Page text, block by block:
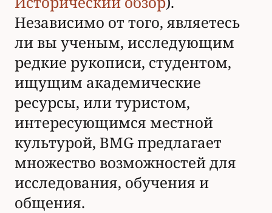
Независимо от того, являетесь
ли вы ученым, исследующим
редкие рукописи, студентом,
ищущим академические
ресурсы, или туристом,
интересующимся местной
культурой, BMG предлагает
множество возможностей для
исследования, обучения и
общения.